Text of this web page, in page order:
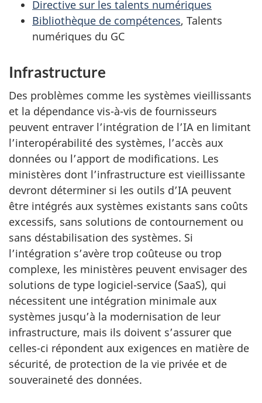
Directive sur les talents numériques
Bibliothèque de compétences, Talents
numériques du GC
Infrastructure
Des problèmes comme les systèmes vieillissants
et la dépendance vis-à-vis de fournisseurs
peuvent entraver l’intégration de l’IA en limitant
l’interopérabilité des systèmes, l’accès aux
données ou l’apport de modifications. Les
ministères dont l’infrastructure est vieillissante
devront déterminer si les outils d’IA peuvent
être intégrés aux systèmes existants sans coûts
excessifs, sans solutions de contournement ou
sans déstabilisation des systèmes. Si
l’intégration s’avère trop coûteuse ou trop
complexe, les ministères peuvent envisager des
solutions de type logiciel-service (SaaS), qui
nécessitent une intégration minimale aux
systèmes jusqu’à la modernisation de leur
infrastructure, mais ils doivent s’assurer que
celles-ci répondent aux exigences en matière de
sécurité, de protection de la vie privée et de
souveraineté des données.